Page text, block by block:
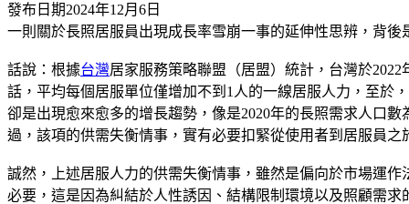
發布日期2024年12月6日
一則關於長照居服員出現成長率雪崩一事的延伸性思辨，背後
話說：根據台灣居家服務策略聯盟（居盟）統計，台灣於2022
話，平均每個居服單位僅增加不到1人的一線居服人力，至於
卻是出現愈來愈多的增長趨勢，像是2020年的長照需求人口
過，該項的供需失衡情事，實有必要扣緊從使用者到居服員
誠然，上述居服人力的供需失衡情事，雖然是偏向於市場運
必要，這是因為糾結於人性誘因、結構限制環境以及照顧需